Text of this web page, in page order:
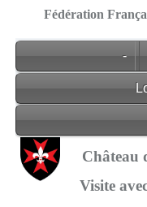
Fédération
-
Château
Visite